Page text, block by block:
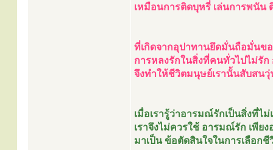
เหมือนการติดบุหรี่ เล่นการพนัน
ที่เกิดจากอุปาทานยึดมั่นถือมั่นข
การหลงรักในสิ่งที่คนทั่วไปไม่รัก
จึงทำให้ชีวิตมนุษย์เรานั้นสับสน
เมื่อเรารู้ว่าอารมณ์รักเป็นสิ่งที่ไ
เราจึงไม่ควรใช้ อารมณ์รัก เพียง
มาเป็น ข้อตัดสินใจในการเลือกชี